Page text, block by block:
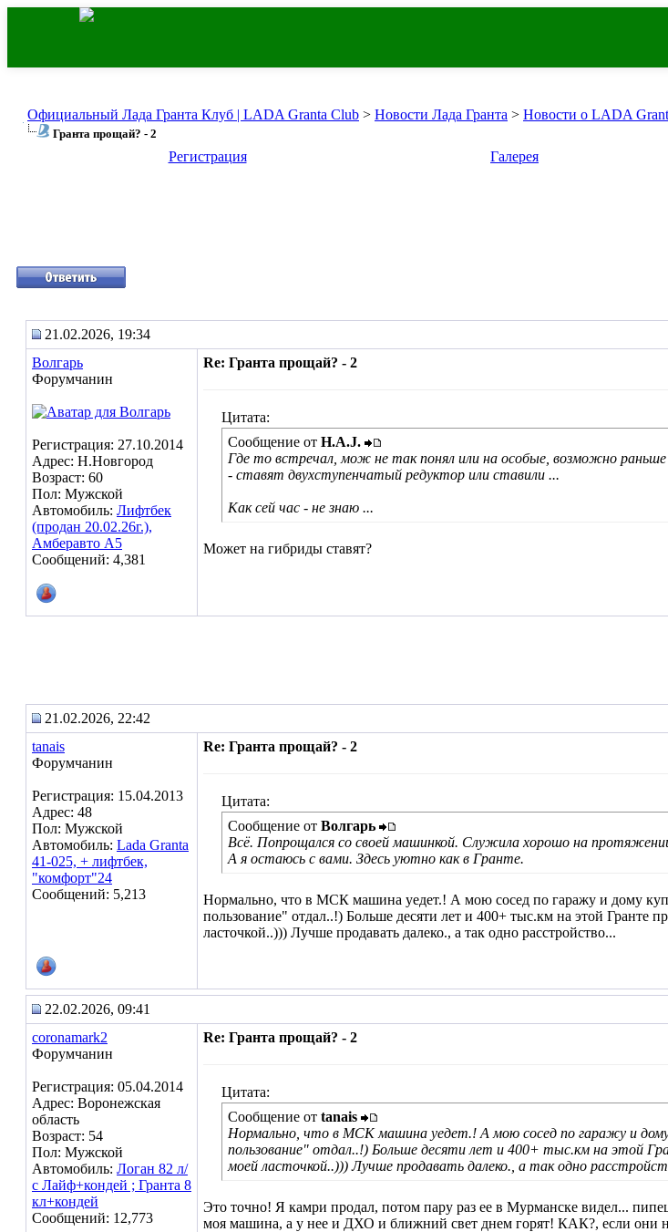
Официальный Лада Гранта Клуб | LADA Granta Club > Новости Лада Гранта > Новости о LADA
Гранта прощай? - 2
Регистрация
Галерея
21.02.2026, 19:34
Волгарь
Форумчанин
Регистрация: 27.10.2014
Адрес: Н.Новгород
Возраст: 60
Пол: Мужской
Автомобиль: Лифтбек
(продан 20.02.26г.),
Амберавто А5
Сообщений: 4,381
Re: Гранта прощай? - 2
Цитата:
Сообщение от H.A.J.
Где то встречал, мож не так понял или на особые, возможно раньше
- ставят двухступенчатый редуктор или ставили ...
Как сей час - не знаю ...
Может на гибриды ставят?
21.02.2026, 22:42
tanais
Форумчанин
Регистрация: 15.04.2013
Адрес: 48
Пол: Мужской
Автомобиль: Lada Granta
41-025, + лифтбек,
"комфорт"24
Сообщений: 5,213
Re: Гранта прощай? - 2
Цитата:
Сообщение от Волгарь
Всё. Попрощался со своей машинкой. Служила хорошо на
А я остаюсь с вами. Здесь уютно как в Гранте.
Нормально, что в МСК машина уедет.! А мою сосед по гаражу и дому
пользование" отдал..!) Больше десяти лет и 400+ тыс.км на этой Гранте
ласточкой..))) Лучше продавать далеко., а так одно расстройство...
22.02.2026, 09:41
coronamark2
Форумчанин
Регистрация: 05.04.2014
Адрес: Воронежская
область
Возраст: 54
Пол: Мужской
Автомобиль: Логан 82 л/
с Лайф+кондей ; Гранта 8
кл+кондей
Сообщений: 12,773
Re: Гранта прощай? - 2
Цитата:
Сообщение от tanais
Нормально, что в МСК машина уедет.! А мою сосед по гаражу и
пользование" отдал..!) Больше десяти лет и 400+ тыс.км на этой
моей ласточкой..))) Лучше продавать далеко., а так одно
Это точно! Я камри продал, потом пару раз ее в Мурманске видел...
моя машина, а у нее и ДХО и ближний свет днем горят! КАК?, если они